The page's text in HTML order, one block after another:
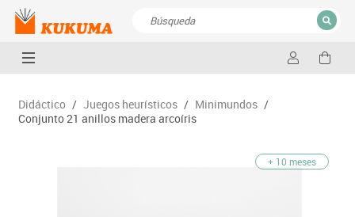
CERRAR
Didáctico / Juegos heurísticos / Minimundos /
Conjunto 21 anillos madera arcoíris
+ 10 meses